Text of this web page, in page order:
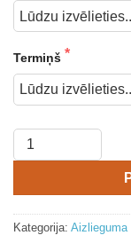
Termiņš
Kategorija: Aizlieguma